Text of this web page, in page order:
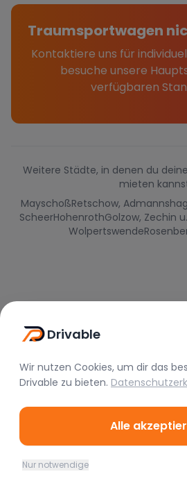
Traumsportwagen
Kontaktiere uns für
besuche unsere
verfügbaren
Weitere Städte, in denen du
mieten
MayschoßRetschow,
ScheerHohenrothGolzow, Zechin
Wolpertswende
Drivable
Nützliche Links
Drivable
Wir nutzen Cookies, um dir das
Drivable zu bieten.
Alle
Nur notwendige